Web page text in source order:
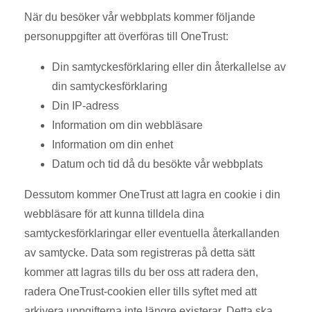
När du besöker vår webbplats kommer följande
personuppgifter att överföras till OneTrust:
Din samtyckesförklaring eller din återkallelse av
din samtyckesförklaring
Din IP-adress
Information om din webbläsare
Information om din enhet
Datum och tid då du besökte vår webbplats
Dessutom kommer OneTrust att lagra en cookie i din
webbläsare för att kunna tilldela dina
samtyckesförklaringar eller eventuella återkallanden
av samtycke. Data som registreras på detta sätt
kommer att lagras tills du ber oss att radera den,
radera OneTrust-cookien eller tills syftet med att